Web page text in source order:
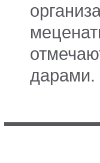
дарами.